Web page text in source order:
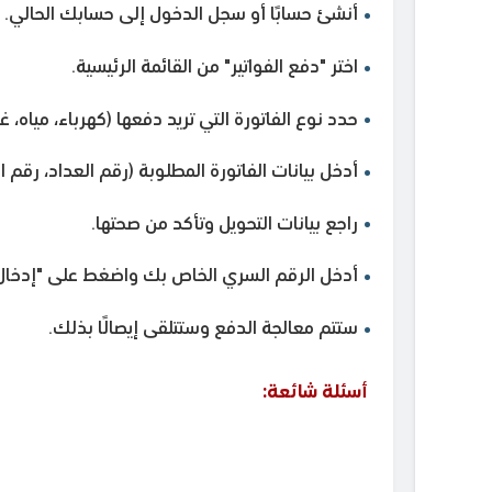
أنشئ حسابًا أو سجل الدخول إلى حسابك الحالي.
اختر "دفع الفواتير" من القائمة الرئيسية.
حدد نوع الفاتورة التي تريد دفعها (كهرباء، مياه،
أدخل بيانات الفاتورة المطلوبة (رقم العداد، رقم
راجع بيانات التحويل وتأكد من صحتها.
أدخل الرقم السري الخاص بك واضغط على
ستتم معالجة الدفع وستتلقى إيصالًا بذلك.
أسئلة شائعة: